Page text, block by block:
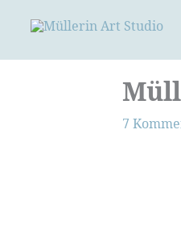
Inhalt
7